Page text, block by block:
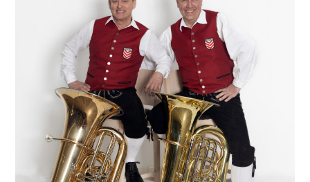
Ohne Bass kein Spass! Unsere zwei starken Männer
Dieter und Thomas (von links) spielen bei uns das
tiefste und zugleich größte und schwerste – teilweise
bis zu 10 kg – aller Blechblasinstrumente: die Tuba. Sie
bilden unser wichtigstes Fundament, denn auf ihnen
baut sich der Klang unserer gesamten Kapelle auf.
Wenn sie nicht da sind, fehlt einfach etwas ganz
Wichtiges von unserem Maschinenring! Mit Bass hört
es sich am Bässten an und es macht einfach auch
am meisten Spaß!